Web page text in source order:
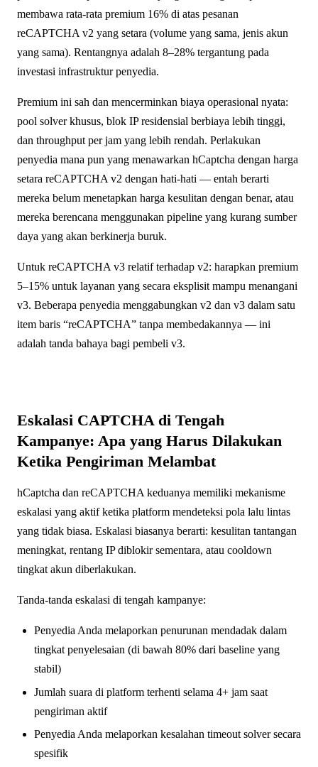
membawa rata-rata premium 16% di atas pesanan
reCAPTCHA v2 yang setara (volume yang sama, jenis akun
yang sama). Rentangnya adalah 8–28% tergantung pada
investasi infrastruktur penyedia.
Premium ini sah dan mencerminkan biaya operasional nyata:
pool solver khusus, blok IP residensial berbiaya lebih tinggi,
dan throughput per jam yang lebih rendah. Perlakukan
penyedia mana pun yang menawarkan hCaptcha dengan harga
setara reCAPTCHA v2 dengan hati-hati — entah berarti
mereka belum menetapkan harga kesulitan dengan benar, atau
mereka berencana menggunakan pipeline yang kurang sumber
daya yang akan berkinerja buruk.
Untuk reCAPTCHA v3 relatif terhadap v2: harapkan premium
5–15% untuk layanan yang secara eksplisit mampu menangani
v3. Beberapa penyedia menggabungkan v2 dan v3 dalam satu
item baris “reCAPTCHA” tanpa membedakannya — ini
adalah tanda bahaya bagi pembeli v3.
Eskalasi CAPTCHA di Tengah
Kampanye: Apa yang Harus Dilakukan
Ketika Pengiriman Melambat
hCaptcha dan reCAPTCHA keduanya memiliki mekanisme
eskalasi yang aktif ketika platform mendeteksi pola lalu lintas
yang tidak biasa. Eskalasi biasanya berarti: kesulitan tantangan
meningkat, rentang IP diblokir sementara, atau cooldown
tingkat akun diberlakukan.
Tanda-tanda eskalasi di tengah kampanye:
Penyedia Anda melaporkan penurunan mendadak dalam
tingkat penyelesaian (di bawah 80% dari baseline yang
stabil)
Jumlah suara di platform terhenti selama 4+ jam saat
pengiriman aktif
Penyedia Anda melaporkan kesalahan timeout solver secara
spesifik